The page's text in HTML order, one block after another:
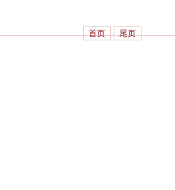
首页 尾页